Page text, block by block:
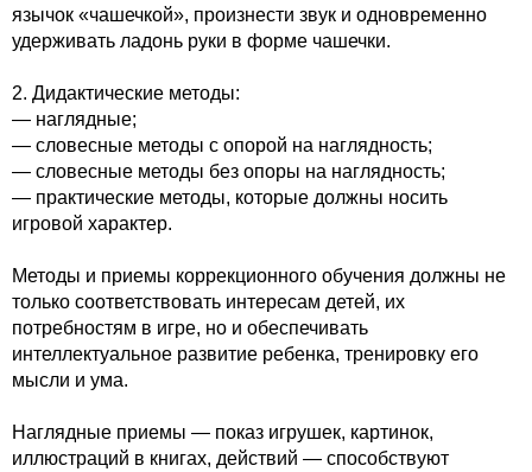
язычок «чашечкой», произнести звук и одновременно
удерживать ладонь руки в форме чашечки.
2. Дидактические методы:
— наглядные;
— словесные методы с опорой на наглядность;
— словесные методы без опоры на наглядность;
— практические методы, которые должны носить
игровой характер.
Методы и приемы коррекционного обучения должны не
только соответствовать интересам детей, их
потребностям в игре, но и обеспечивать
интеллектуальное развитие ребенка, тренировку его
мысли и ума.
Наглядные приемы — показ игрушек, картинок,
иллюстраций в книгах, действий — способствуют